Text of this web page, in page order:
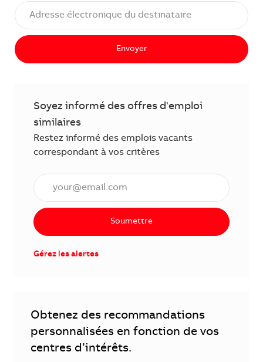
Envoyer
Soyez informé des offres d'emploi
similaires
Restez informé des emplois vacants
correspondant à vos critères
Saisissez l'adresse électronique (obligatoire)
Soumettre
Gérez les alertes
Obtenez des recommandations
personnalisées en fonction de vos
centres d’intérêts.